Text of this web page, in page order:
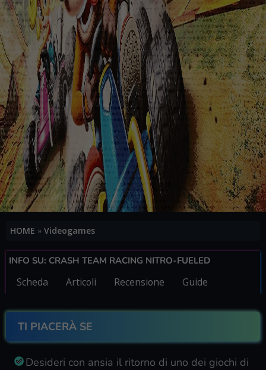
HOME » Videogames
INFO SU: CRASH TEAM RACING NITRO-FUELED
Scheda Articoli Recensione Guide
TI PIACERÀ SE
Desideri con ansia il ritorno di uno dei giochi di